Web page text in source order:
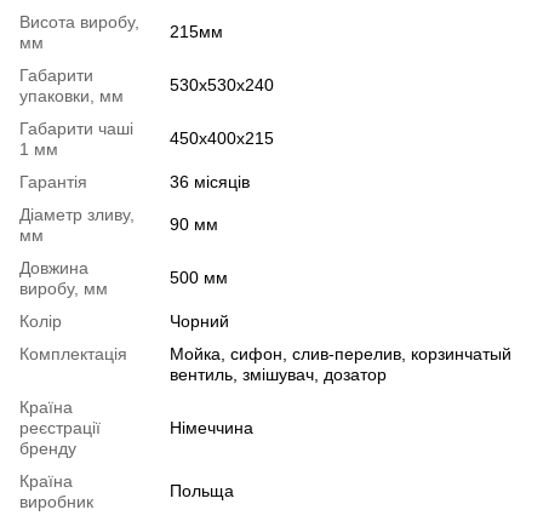
Висота виробу,
мм
215мм
Габарити
упаковки, мм
530х530х240
Габарити чаші
1 мм
450х400х215
Гарантія
36 місяців
Діаметр зливу,
мм
90 мм
Довжина
виробу, мм
500 мм
Колір
Чорний
Комплектація
Мойка, сифон, слив-перелив, корзинчатый
вентиль, змішувач, дозатор
Країна
реєстрації
бренду
Німеччина
Країна
виробник
Польща